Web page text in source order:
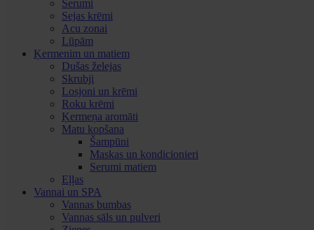
Serumi
Sejas krēmi
Acu zonai
Lūpām
Ķermenim un matiem
Dušas želejas
Skrubji
Losjoni un krēmi
Roku krēmi
Ķermeņa aromāti
Matu kopšana
Šampūni
Maskas un kondicionieri
Serumi matiem
Eļļas
Vannai un SPA
Vannas bumbas
Vannas sāls un pulveri